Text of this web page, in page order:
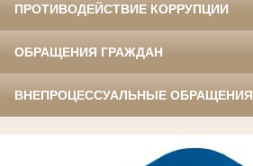
ПРОТИВОДЕЙСТВИЕ КОРРУПЦИИ
ОБРАЩЕНИЯ ГРАЖДАН
ВНЕПРОЦЕССУАЛЬНЫЕ ОБРАЩЕНИЯ